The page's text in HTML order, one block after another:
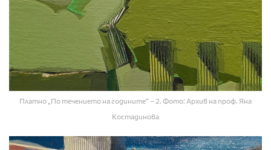
Платно „По течението на годините“ – 2. Фото: Архив на проф. Яна
Костадинова